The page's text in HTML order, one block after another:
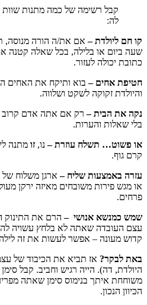
קבל רשימה של כמה מתנות
לה:
קו חם ליולדת– אם את/ה הורה מנוסה,
שעה ביום או בלילה, בכל שאלה קטנה
כתובת יכולה לעזור.
חטיפת אחים–בוא ותיקח את האחים
והיולדת זקוקה לשקט ושלווה.
נקה את הבית–רק אם אתה אדם קרוב
בלי שאלות והערות.
או פשוט… תשלח עוזרת–נו, זו מתנה
קרם גוף.
עזרה באמצעות שליח–ארגן משלוח
או מגש פירות משובחים מאיזה ירקן
פרחים.
שמש כמנשא אנושי– הרם את התינוק
עצם העובדה שאתה לא בלחץ עשויה
קדוש מעונה – אפשר לעשות את זה
באת לבקר? אז תביא את הכיבוד של
היולדת, דה). הייה רגיש וחביב. קבל
משוחחת איתך בנימוס סימן שאתה
הכיוון הנכון.